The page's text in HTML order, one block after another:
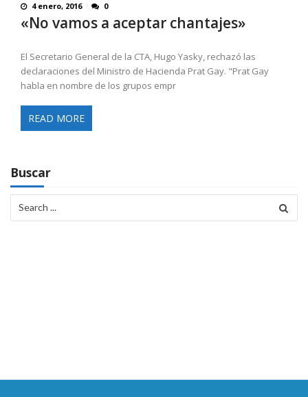
4 enero, 2016 0
«No vamos a aceptar chantajes»
El Secretario General de la CTA, Hugo Yasky, rechazó las
declaraciones del Ministro de Hacienda Prat Gay. "Prat Gay
habla en nombre de los grupos empr
READ MORE
Buscar
for: